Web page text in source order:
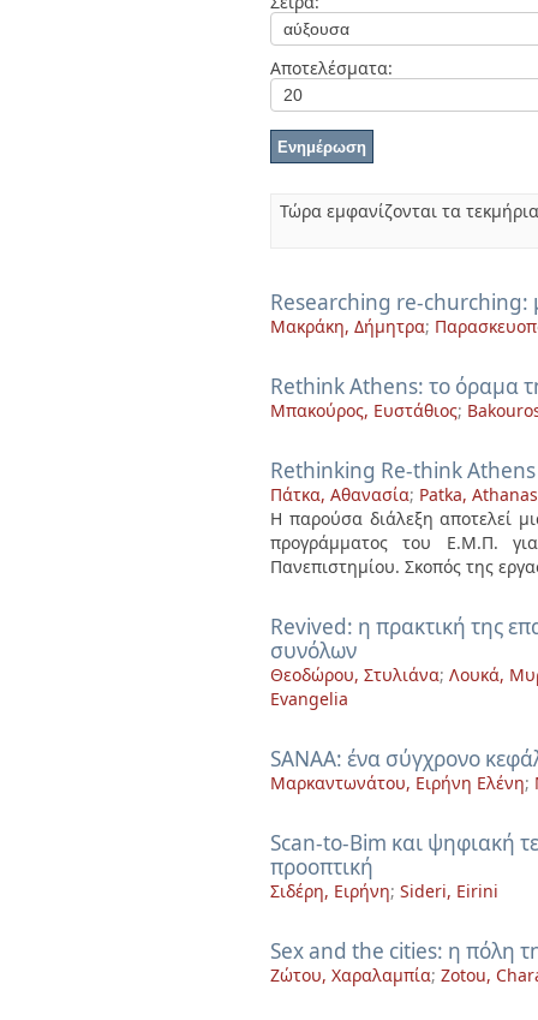
Αποτελέσματα:
Τώρα εμφανίζονται τα
Researching re-churching:
Μακράκη, Δήμητρα;
Rethink Athens: το όραμα
Μπακούρος, Ευστάθιος;
Rethinking Re-think Athens
Πάτκα, Αθανασία; Patka,
Η παρούσα διάλεξη αποτελεί
προγράμματος του Ε.Μ.Π.
Πανεπιστημίου. Σκοπός της
Revived: η πρακτική της
συνόλων
Θεοδώρου, Στυλιάνα; Λουκά,
Evangelia
SANAA: ένα σύγχρονο
Μαρκαντωνάτου, Ειρήνη Ελένη;
Scan-to-Bim και ψηφιακή
προοπτική
Σιδέρη, Ειρήνη; Sideri, Eirini
Sex and the cities: η πόλη
Ζώτου, Χαραλαμπία; Zotou,